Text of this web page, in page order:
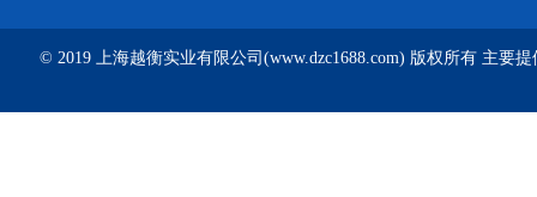
© 2019 上海越衡实业有限公司(www.dzc1688.com) 版权所有 主要提